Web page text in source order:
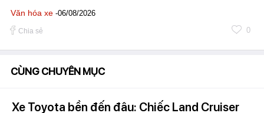
Văn hóa xe -06/08/2026
Chia sẻ 0
CÙNG CHUYÊN MỤC
Xe Toyota bền đến đâu: Chiếc Land Cruiser